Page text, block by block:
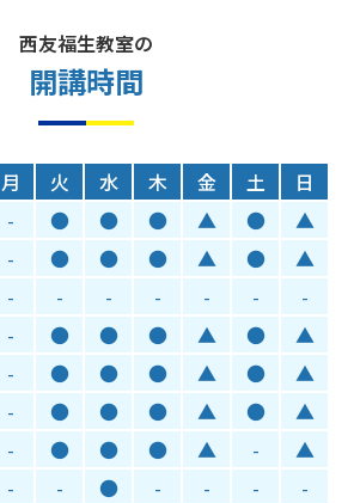
西友福生教室の
開講時間
月 火 水 木 金 土
日
- ● ● ● ▲ ●
▲
- ● ● ● ▲ ●
▲
- - - - - -
-
- ● ● ● ▲ ●
▲
- ● ● ● ▲ ●
▲
- ● ● ● ▲ ●
▲
- ● ● ● ▲ -
▲
- - ● - - -
-